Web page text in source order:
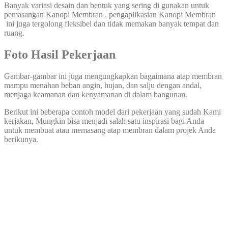
Banyak variasi desain dan bentuk yang sering di gunakan untuk
pemasangan Kanopi Membran , pengaplikasian Kanopi Membran
ini juga tergolong fleksibel dan tidak memakan banyak tempat dan
ruang.
Foto Hasil Pekerjaan
Gambar-gambar ini juga mengungkapkan bagaimana atap membran
mampu menahan beban angin, hujan, dan salju dengan andal,
menjaga keamanan dan kenyamanan di dalam bangunan.
Berikut ini beberapa contoh model dari pekerjaan yang sudah Kami
kerjakan, Mungkin bisa menjadi salah satu inspirasi bagi Anda
untuk membuat atau memasang atap membran dalam projek Anda
berikunya.